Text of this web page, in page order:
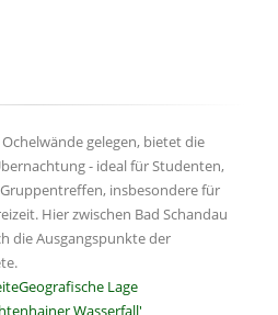
gelegen, bietet die
- ideal für Studenten,
insbesondere für
Hier zwischen Bad Schandau
die Ausgangspunkte der
Geografische Lage
Wasserfall'